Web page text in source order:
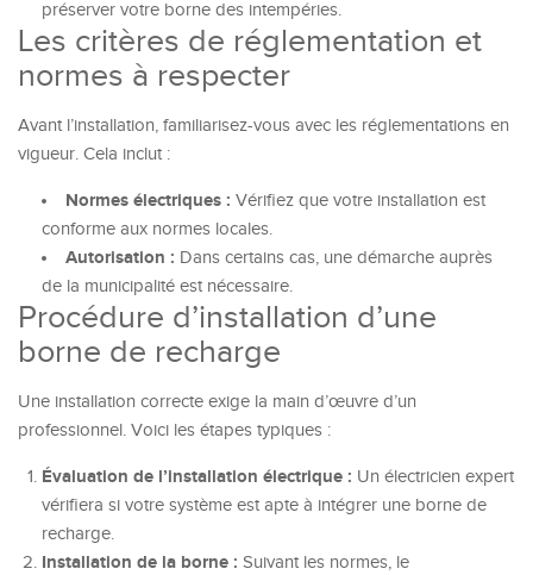
préserver votre borne des intempéries.
Les critères de réglementation et
normes à respecter
Avant l’installation, familiarisez-vous avec les réglementations en
vigueur. Cela inclut :
Normes électriques : Vérifiez que votre installation est
conforme aux normes locales.
Autorisation : Dans certains cas, une démarche auprès
de la municipalité est nécessaire.
Procédure d’installation d’une
borne de recharge
Une installation correcte exige la main d’œuvre d’un
professionnel. Voici les étapes typiques :
Évaluation de l’installation électrique : Un électricien expert
vérifiera si votre système est apte à intégrer une borne de
recharge.
Installation de la borne : Suivant les normes, le